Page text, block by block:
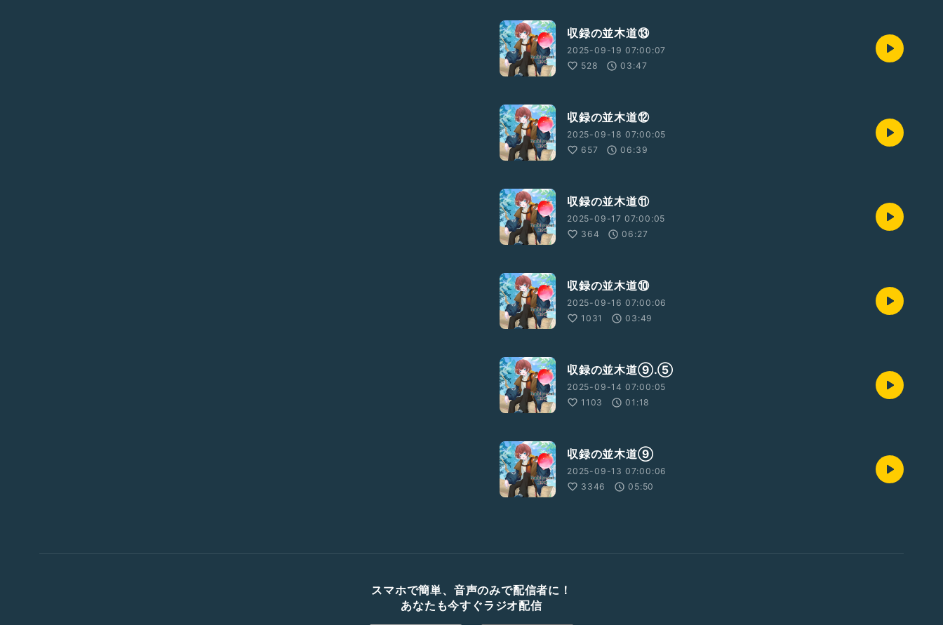
収録の並木道⑬
2025-09-19 07:00:07
528
03:47
収録の並木道⑫
2025-09-18 07:00:05
657
06:39
収録の並木道⑪
2025-09-17 07:00:05
364
06:27
収録の並木道⑩
2025-09-16 07:00:06
1031
03:49
収録の並木道⑨.⑤
2025-09-14 07:00:05
1103
01:18
収録の並木道⑨
2025-09-13 07:00:06
3346
05:50
スマホで簡単、音声のみで配信者に！
あなたも今すぐラジオ配信